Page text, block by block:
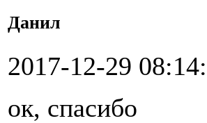
Данил
2017-12-29
ок, спасибо